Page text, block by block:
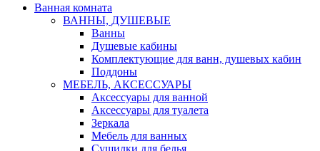
Ванная комната
ВАННЫ, ДУШЕВЫЕ
Ванны
Душевые кабины
Комплектующие для ванн, душевых кабин
Поддоны
МЕБЕЛЬ, АКСЕССУАРЫ
Аксессуары для ванной
Аксессуары для туалета
Зеркала
Мебель для ванных
Сушилки для белья